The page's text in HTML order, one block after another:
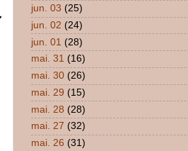
jun. 03 (25)
jun. 02 (24)
jun. 01 (28)
mai. 31 (16)
mai. 30 (26)
mai. 29 (15)
mai. 28 (28)
mai. 27 (32)
mai. 26 (31)